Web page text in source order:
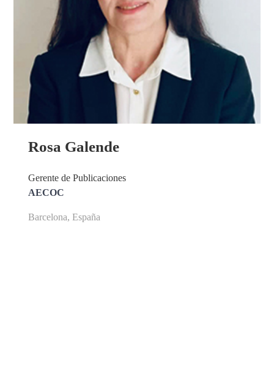
Rosa Galende
Gerente de Publicaciones
AECOC
Barcelona, España